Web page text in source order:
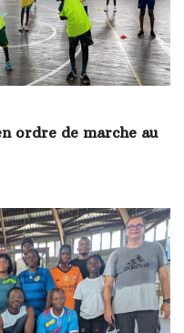
ordre de marche au